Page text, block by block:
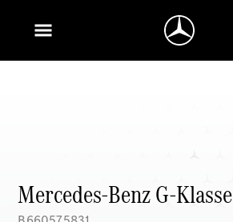
Mercedes-Benz G-Klasse